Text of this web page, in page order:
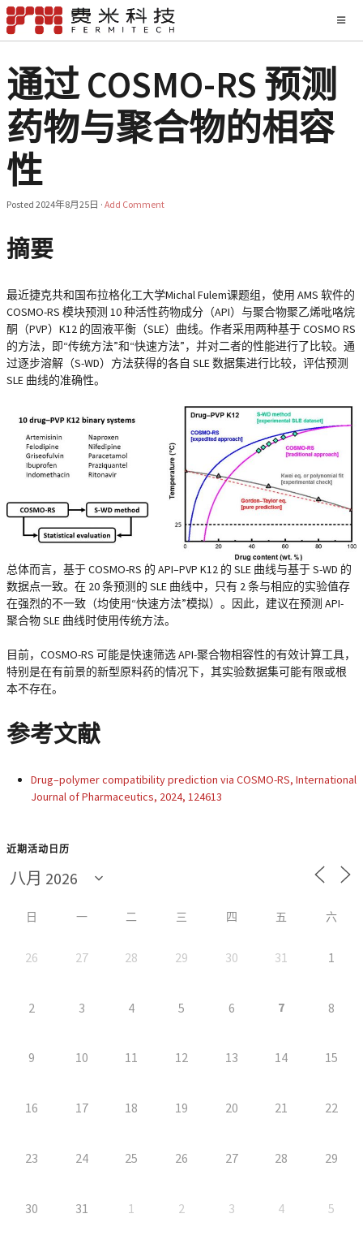
通过 COSMO-RS 预测
药物与聚合物的相容
性
Posted 2024年8月25日 · Add Comment
摘要
最近捷克共和国布拉格化工大学Michal Fulem课题组，使用 AMS 软件的
COSMO-RS 模块预测 10 种活性药物成分（API）与聚合物聚乙烯吡咯烷
酮（PVP）K12 的固液平衡（SLE）曲线。作者采用两种基于 COSMO RS
的方法，即“传统方法”和“快速方法”，并对二者的性能进行了比较。通
过逐步溶解（S-WD）方法获得的各自 SLE 数据集进行比较，评估预测
SLE 曲线的准确性。
总体而言，基于 COSMO-RS 的 API–PVP K12 的 SLE 曲线与基于 S-WD 的
数据点一致。在 20 条预测的 SLE 曲线中，只有 2 条与相应的实验值存
在强烈的不一致（均使用“快速方法”模拟）。因此，建议在预测 API-
聚合物 SLE 曲线时使用传统方法。
目前，COSMO-RS 可能是快速筛选 API-聚合物相容性的有效计算工具，
特别是在有前景的新型原料药的情况下，其实验数据集可能有限或根
本不存在。
参考文献
Drug–polymer compatibility prediction via COSMO-RS, International
Journal of Pharmaceutics, 2024, 124613
近期活动日历
日 一 二 三 四 五 六
26 27 28 29 30 31 1
2 3 4 5 6 7 8
9 10 11 12 13 14 15
16 17 18 19 20 21 22
23 24 25 26 27 28 29
30 31 1 2 3 4 5